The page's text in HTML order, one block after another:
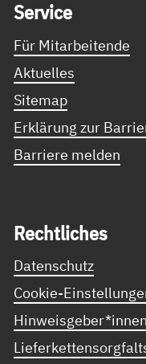
Ser­vice
Für Mitarbeitende
Aktuelles
Sitemap
Erklärung zur
Barriere melden
Recht­li­ches
Datenschutz
Cookie-